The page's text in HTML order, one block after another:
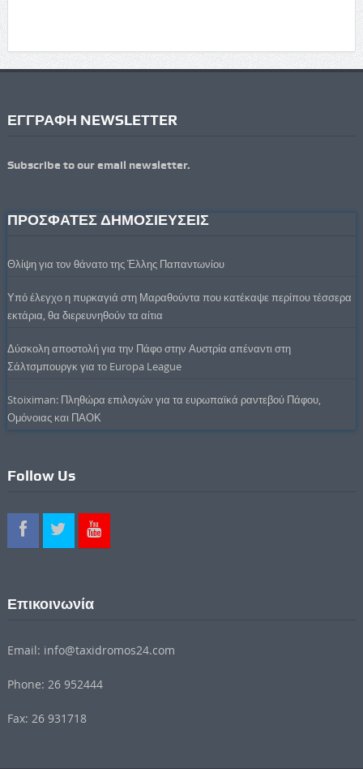
ΕΓΓΡΑΦΗ NEWSLETTER
Subscribe to our email newsletter.
ΠΡΟΣΦΑΤΕΣ ΔΗΜΟΣΙΕΥΣΕΙΣ
Θλίψη για τον θάνατο της Έλλης Παπαντωνίου
Υπό έλεγχο η πυρκαγιά στη Μαραθούντα που κατέκαψε περίπου τέσσερα
εκτάρια, θα διερευνηθούν τα αίτια
Δύσκολη αποστολή για την Πάφο στην Αυστρία απέναντι στη
Σάλτσμπουργκ για το Europa League
Stoiximan: Πληθώρα επιλογών για τα ευρωπαϊκά ραντεβού Πάφου,
Ομόνοιας και ΠΑΟΚ
Follow Us
Επικοινωνία
Email: info@taxidromos24.com
Phone: 26 952444
Fax: 26 931718